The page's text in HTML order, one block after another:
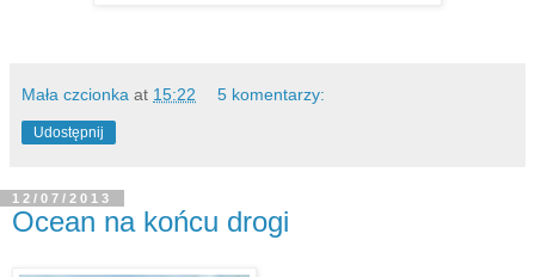
Mała czcionka at 15:22 5 komentarzy:
Udostępnij
12/07/2013
Ocean na końcu drogi